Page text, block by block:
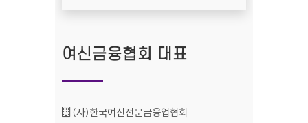
여신금융협회 대표
기관명 :
(사)한국여신전문금융업협회